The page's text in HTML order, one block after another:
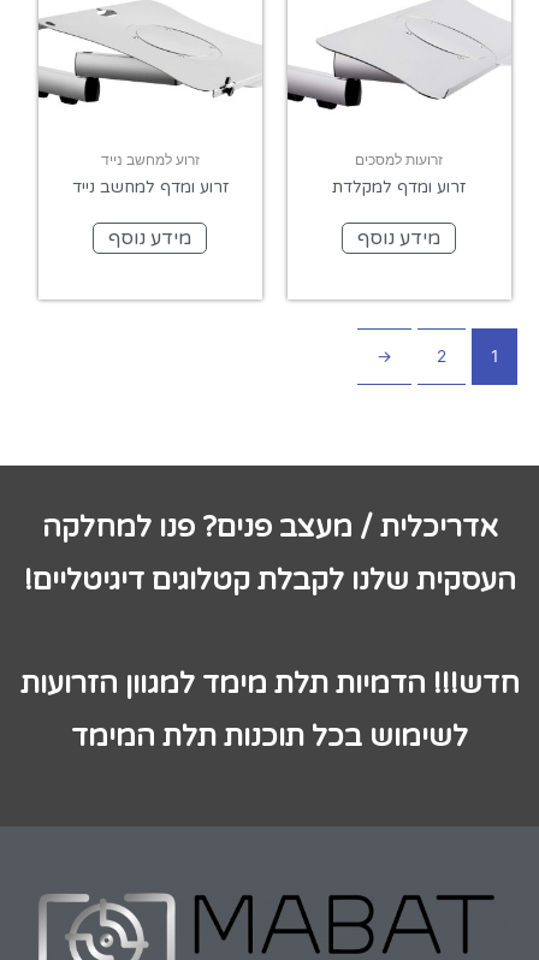
זרועות למסכים
זרוע ומדף למקלדת
מידע נוסף
זרוע למחשב נייד
זרוע ומדף למחשב נייד
מידע נוסף
1
2
←
אדריכלית / מעצב פנים? פנו למחלקה
העסקית שלנו לקבלת קטלוגים דיגיטליים!
חדש!!! הדמיות תלת מימד למגוון הזרועות
לשימוש בכל תוכנות תלת המימד